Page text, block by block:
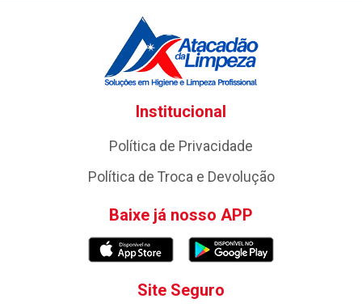
Institucional
Política de Privacidade
Política de Troca e Devolução
Baixe já nosso APP
Site Seguro